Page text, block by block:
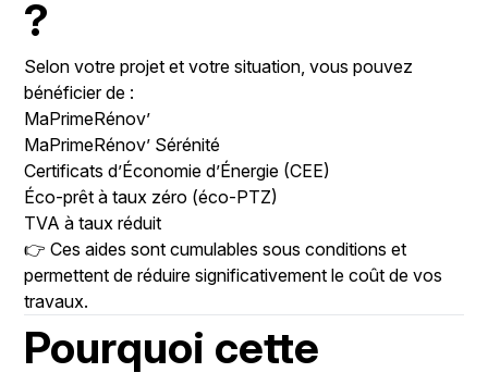
?
Selon votre projet et votre situation, vous pouvez
bénéficier de :
MaPrimeRénov’
MaPrimeRénov’ Sérénité
Certificats d’Économie d’Énergie (CEE)
Éco-prêt à taux zéro (éco-PTZ)
TVA à taux réduit
👉 Ces aides sont cumulables sous conditions et
permettent de réduire significativement le coût de vos
travaux.
Pourquoi cette